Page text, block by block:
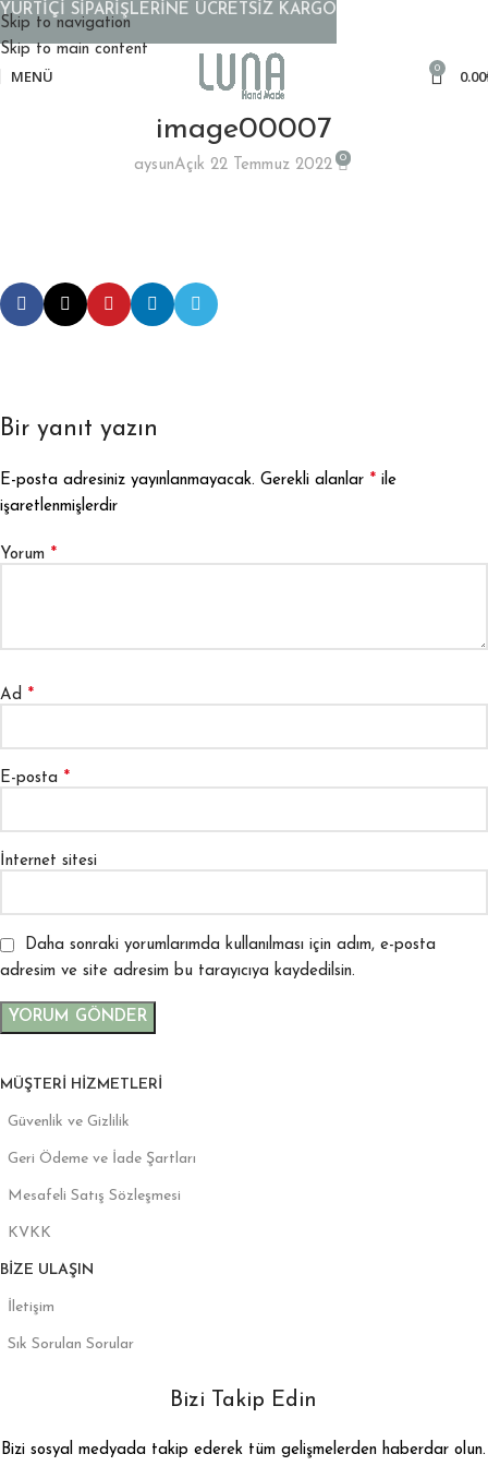
Skip to navigation
Skip to main content
MENÜ 0 0.00
image00007
aysunAçık 22 Temmuz 2022 0
Bir yanıt yazın
E-posta adresiniz yayınlanmayacak. Gerekli alanlar * ile
işaretlenmişlerdir
Yorum *
Ad *
E-posta *
İnternet sitesi
Daha sonraki yorumlarımda kullanılması için adım, e-posta
adresim ve site adresim bu tarayıcıya kaydedilsin.
MÜŞTERI HIZMETLERI
Güvenlik ve Gizlilik
Geri Ödeme ve İade Şartları
Mesafeli Satış Sözleşmesi
KVKK
BIZE ULAŞIN
İletişim
Sık Sorulan Sorular
Bizi Takip Edin
Bizi sosyal medyada takip ederek tüm gelişmelerden haberdar olun.
YURTİÇİ SİPARİŞLERİNE ÜCRETSİZ KARGO